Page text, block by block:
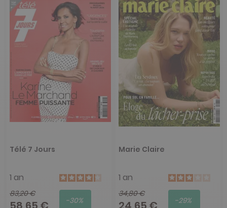
Télé 7 Jours
1 an
83,20 €
-30%
Marie Claire
1 an
34,80 €
-29%